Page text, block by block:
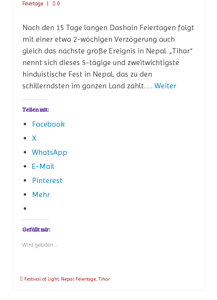
Feiertage
0
Nach den 15 Tage langen Dashain Feiertagen folgt
mit einer etwa 2-wöchigen Verzögerung auch
gleich das nächste große Ereignis in Nepal. „Tihar“
nennt sich dieses 5-tägige und zweitwichtigste
hinduistische Fest in Nepal, das zu den
schillerndsten im ganzen Land zählt. … Weiter
Teilen mit:
Facebook
X
WhatsApp
E-Mail
Pinterest
Mehr
Gefällt mir:
Wird geladen …
Festival of Light Nepal Feiertage Tihar